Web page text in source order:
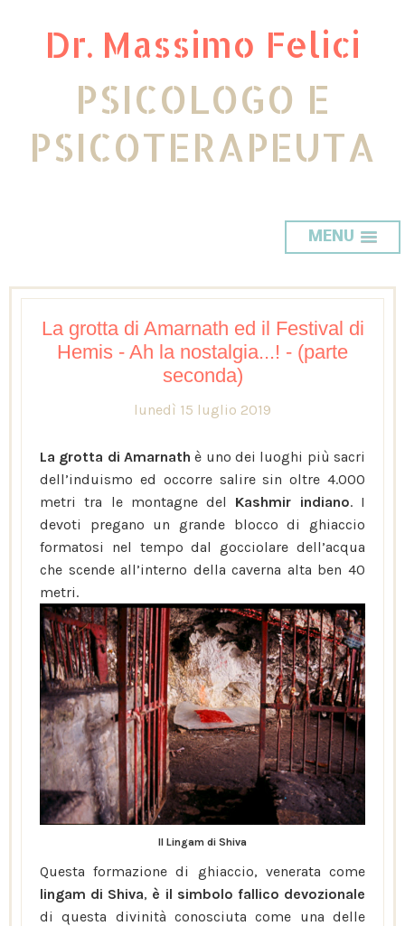
Dr. Massimo Felici
PSICOLOGO E
PSICOTERAPEUTA
MENU
La grotta di Amarnath ed il Festival di
Hemis - Ah la nostalgia...! - (parte
seconda)
lunedì 15 luglio 2019
La grotta di Amarnath è uno dei luoghi più sacri
dell’induismo ed occorre salire sin oltre 4.000
metri tra le montagne del Kashmir indiano. I
devoti pregano un grande blocco di ghiaccio
formatosi nel tempo dal gocciolare dell’acqua
che scende all’interno della caverna alta ben 40
metri.
Il Lingam di Shiva
Questa formazione di ghiaccio, venerata come
lingam di Shiva, è il simbolo fallico devozionale
di questa divinità conosciuta come una delle